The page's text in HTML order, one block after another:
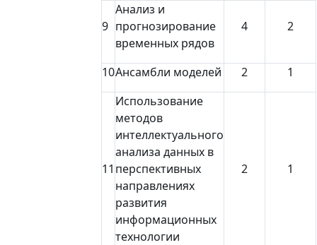
9
Анализ и
прогнозирование
временных рядов
4 2
10Ансамбли моделей 2 1
11
Использование
методов
интеллектуального
анализа данных в
перспективных
направлениях
развития
информационных
технологии
2 1